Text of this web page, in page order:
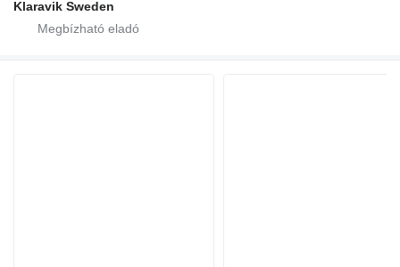
Klaravik Sweden